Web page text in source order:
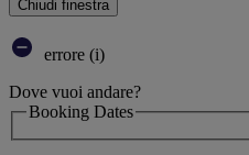
Chiudi finestra
errore (i)
Dove vuoi andare?
Booking Dates